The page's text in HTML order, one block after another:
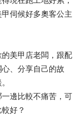
伺候好多奧客公主
美甲店老闆，跟配
、分享自己的故
邊比較不痛苦，可
好？